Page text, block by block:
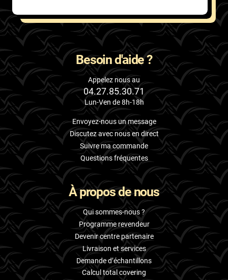
Besoin d'aide ?
Appelez nous au
04.27.85.30.71
Lun-Ven de 8h-18h
Envoyez-nous un message
Discutez avec nous en direct
Suivre ma commande
Questions fréquentes
À propos de nous
Qui sommes-nous ?
Programme revendeur
Devenir centre partenaire
Livraison et services
Demande d’échantillons
Calcul total covering